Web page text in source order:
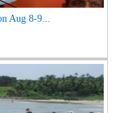
Aug 8-9...